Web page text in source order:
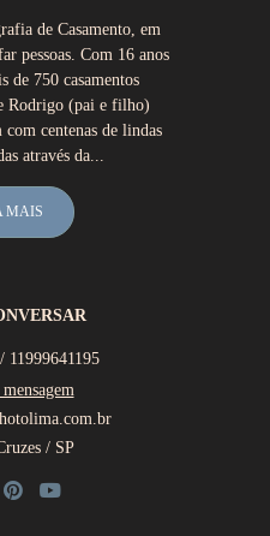
de Casamento, em
pessoas. Com 16 anos
de 750 casamentos
Rodrigo (pai e filho)
com centenas de lindas
através da...
MAIS
11999641195
/ SP